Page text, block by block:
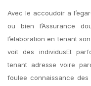
Avec le accoudoir a
ou bien l’Assurance
l’elaboration en tenant
voit des individusEt
tenant adresse voire
foulee connaissance